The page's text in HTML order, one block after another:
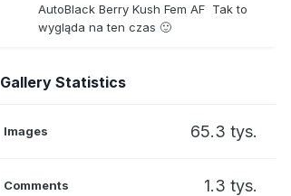
AutoBlack Berry Kush Fem AF Tak to
wygląda na ten czas 🙂
Gallery Statistics
Images 65.3 tys.
Comments 1.3 tys.